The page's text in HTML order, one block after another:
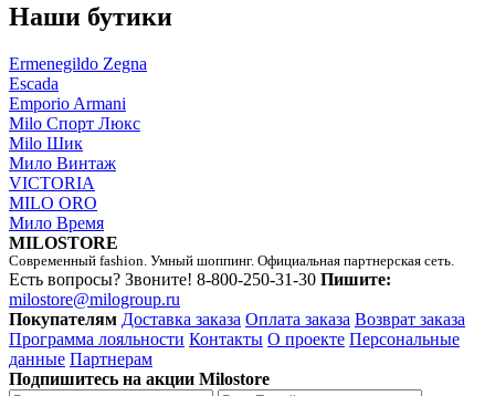
Наши бутики
Ermenegildo Zegna
Escada
Emporio Armani
Milo Спорт Люкс
Milo Шик
Мило Винтаж
VICTORIA
MILO ORO
Мило Время
MILOSTORE
Современный fashion. Умный шоппинг. Официальная партнерская сеть.
Есть вопросы? Звоните! 8-800-250-31-30 Пишите:
milostore@milogroup.ru
Покупателям Доставка заказа Оплата заказа Возврат заказа
Программа лояльности Контакты О проекте Персональные
данные Партнерам
Подпишитесь на акции Milostore